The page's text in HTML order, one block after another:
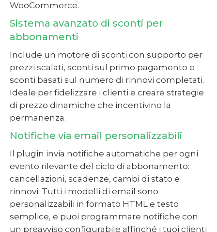
WooCommerce.
Sistema avanzato di sconti per
abbonamenti
Include un motore di sconti con supporto per
prezzi scalati, sconti sul primo pagamento e
sconti basati sul numero di rinnovi completati.
Ideale per fidelizzare i clienti e creare strategie
di prezzo dinamiche che incentivino la
permanenza.
Notifiche via email personalizzabili
Il plugin invia notifiche automatiche per ogni
evento rilevante del ciclo di abbonamento:
cancellazioni, scadenze, cambi di stato e
rinnovi. Tutti i modelli di email sono
personalizzabili in formato HTML e testo
semplice, e puoi programmare notifiche con
un preavviso configurabile affinché i tuoi clienti